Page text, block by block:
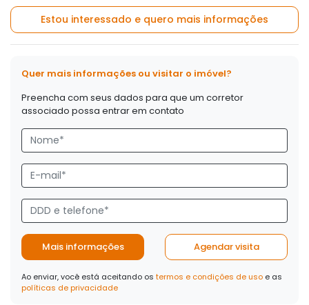
Estou interessado e quero mais informações
Quer mais informações ou visitar o imóvel?
Preencha com seus dados para que um corretor
associado possa entrar em contato
Mais informações Agendar visita
Ao enviar, você está aceitando os termos e condições de uso e as
políticas de privacidade